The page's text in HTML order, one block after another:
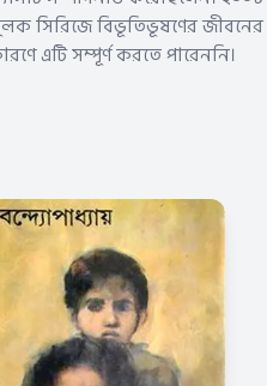
সিরিজে বিভূতিভূষণের জীবনের
এটি সম্পূর্ণ করতে পারেননি।